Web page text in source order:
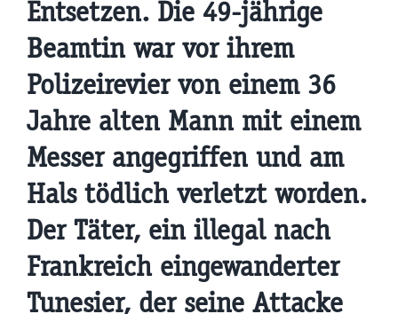
Entsetzen. Die 49-jährige
Beamtin war vor ihrem
Polizeirevier von einem 36
Jahre alten Mann mit einem
Messer angegriffen und am
Hals tödlich verletzt worden.
Der Täter, ein illegal nach
Frankreich eingewanderter
Tunesier, der seine Attacke